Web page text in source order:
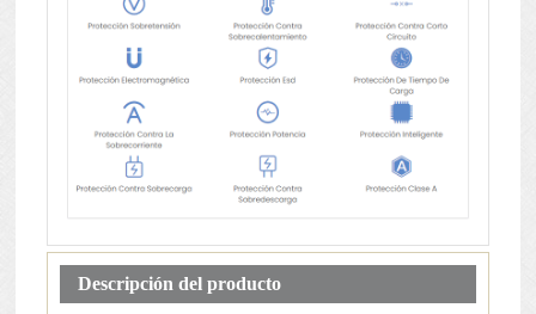
Descripción del producto